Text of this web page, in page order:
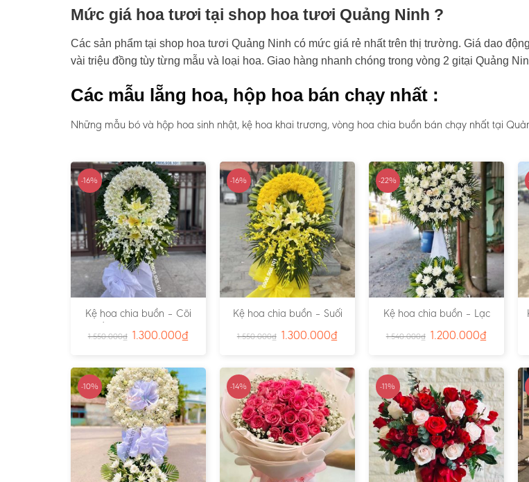
Mức giá hoa tươi tại shop hoa tươi Quảng Ninh ?
Các sản phẩm tại shop hoa tươi Quảng Ninh có mức giá rẻ nhất trên thị trường. Giá dao
vài triệu đồng tùy từng mẫu và loại hoa. Giao hàng nhanh chóng trong vòng 2 gitại Quảng
Các mẫu lẵng hoa, hộp hoa bán chạy nhất :
Những mẫu bó và hộp hoa sinh nhật, kệ hoa khai trương, vòng hoa chia buồn bán chạy nhất tại
-16%
Kệ hoa chia buồn – Cõi
Trần Gian – Ms:4724
1.550.000₫ 1.300.000₫
-16%
Kệ hoa chia buồn – Suối
1.550.000₫ 1.300.000₫
-22%
Kệ hoa chia buồn – Lạc
1.540.000₫ 1.200.000₫
-10% -14% -11%